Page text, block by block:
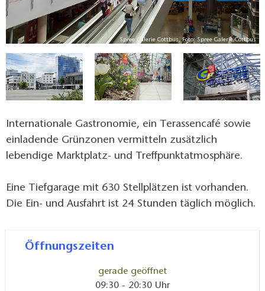
Spree Galerie Cottbus, Foto: Spree Galerie Cottbus
Internationale Gastronomie, ein Terassencafé sowie
einladende Grünzonen vermitteln zusätzlich
lebendige Marktplatz- und Treffpunktatmosphäre.
Eine Tiefgarage mit 630 Stellplätzen ist vorhanden.
Die Ein- und Ausfahrt ist 24 Stunden täglich möglich.
Öffnungszeiten
gerade geöffnet
09:30 - 20:30 Uhr